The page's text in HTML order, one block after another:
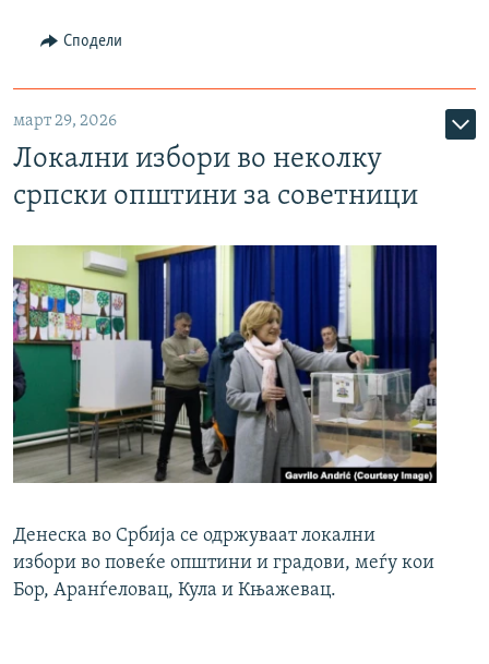
Сподели
март 29, 2026
Локални избори во неколку
српски општини за советници
Денеска во Србија се одржуваат локални
избори во повеќе општини и градови, меѓу кои
Бор, Аранѓеловац, Кула и Књажевац.